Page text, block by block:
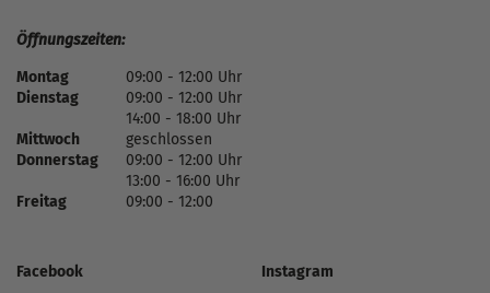
Öffnungszeiten:
Montag
09:00 - 12:00 Uhr
Dienstag
09:00 - 12:00 Uhr
14:00 - 18:00 Uhr
Mittwoch
geschlossen
Donnerstag
09:00 - 12:00 Uhr
13:00 - 16:00 Uhr
Freitag
09:00 - 12:00
Facebook Instagram